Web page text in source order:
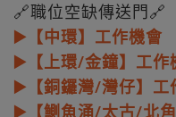
🔗職位空缺傳送門🔗
▶️【中環】工作機會
▶️【上環/金鐘】工作
▶️【銅鑼灣/灣仔】工
▶️【鰂魚涌/太古/北